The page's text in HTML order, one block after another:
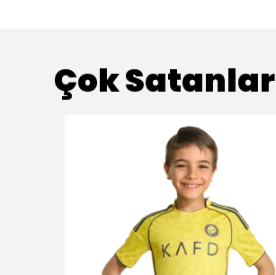
Çok Satanlar